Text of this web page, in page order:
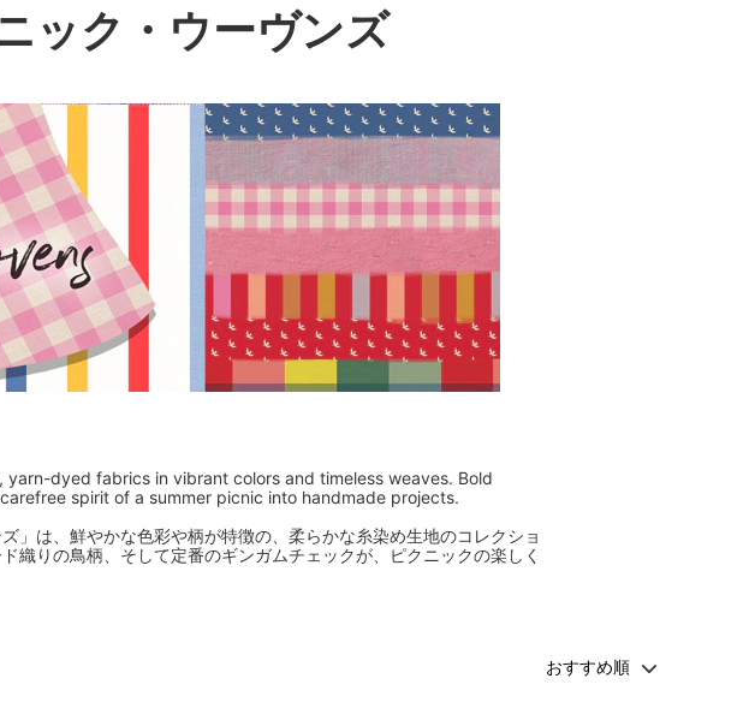
ク・ウーヴンズ
dyed fabrics in vibrant colors and timeless weaves. Bold
spirit of a summer picnic into handmade projects.
」は、鮮やかな色彩や柄が特徴の、柔らかな糸染め生地のコレクショ
織りの鳥柄、そして定番のギンガムチェックが、ピクニックの楽しく